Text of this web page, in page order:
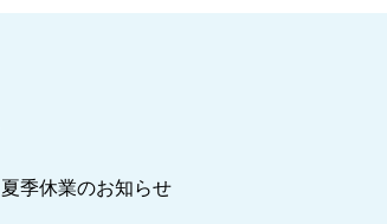
夏季休業のお知らせ